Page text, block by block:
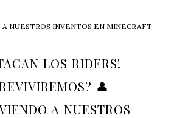
NUESTROS INVENTOS EN MINECRAFT
LOS RIDERS!
👤
A NUESTROS